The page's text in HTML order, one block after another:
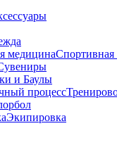
и Баулы
Экипировка